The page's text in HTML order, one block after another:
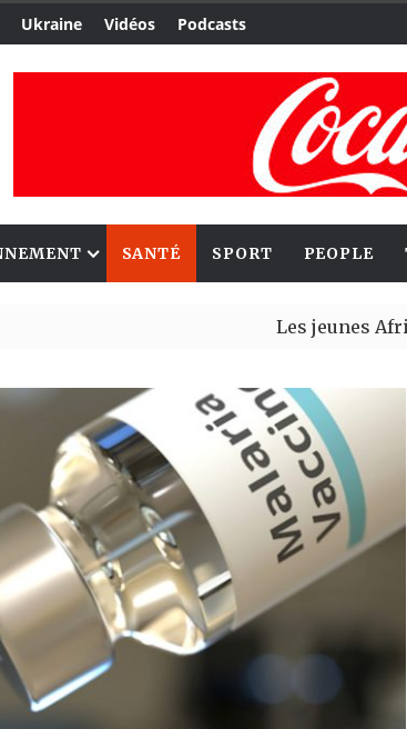
Ukraine Vidéos Podcasts
SANTÉ SPORT PEOPLE
Les jeunes Africains